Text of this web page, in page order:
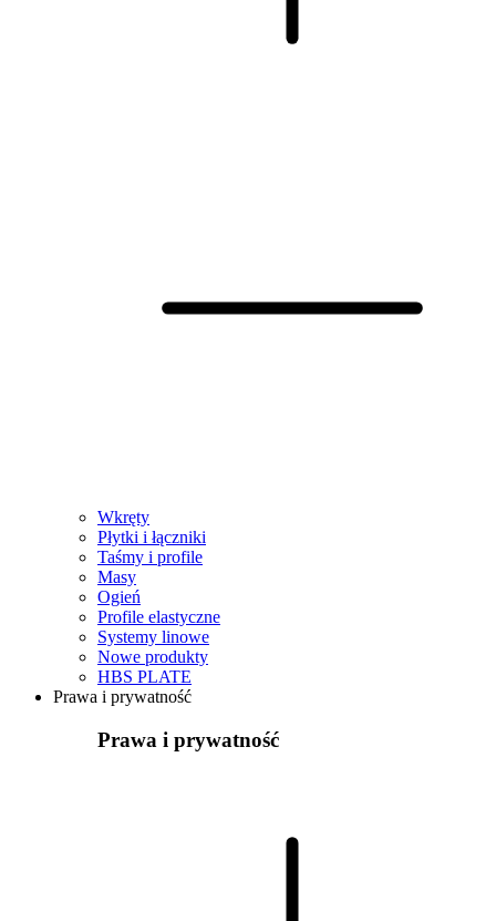
Wkręty
Płytki i łączniki
Taśmy i profile
Masy
Ogień
Profile elastyczne
Systemy linowe
Nowe produkty
HBS PLATE
Prawa i prywatność
Prawa i prywatność